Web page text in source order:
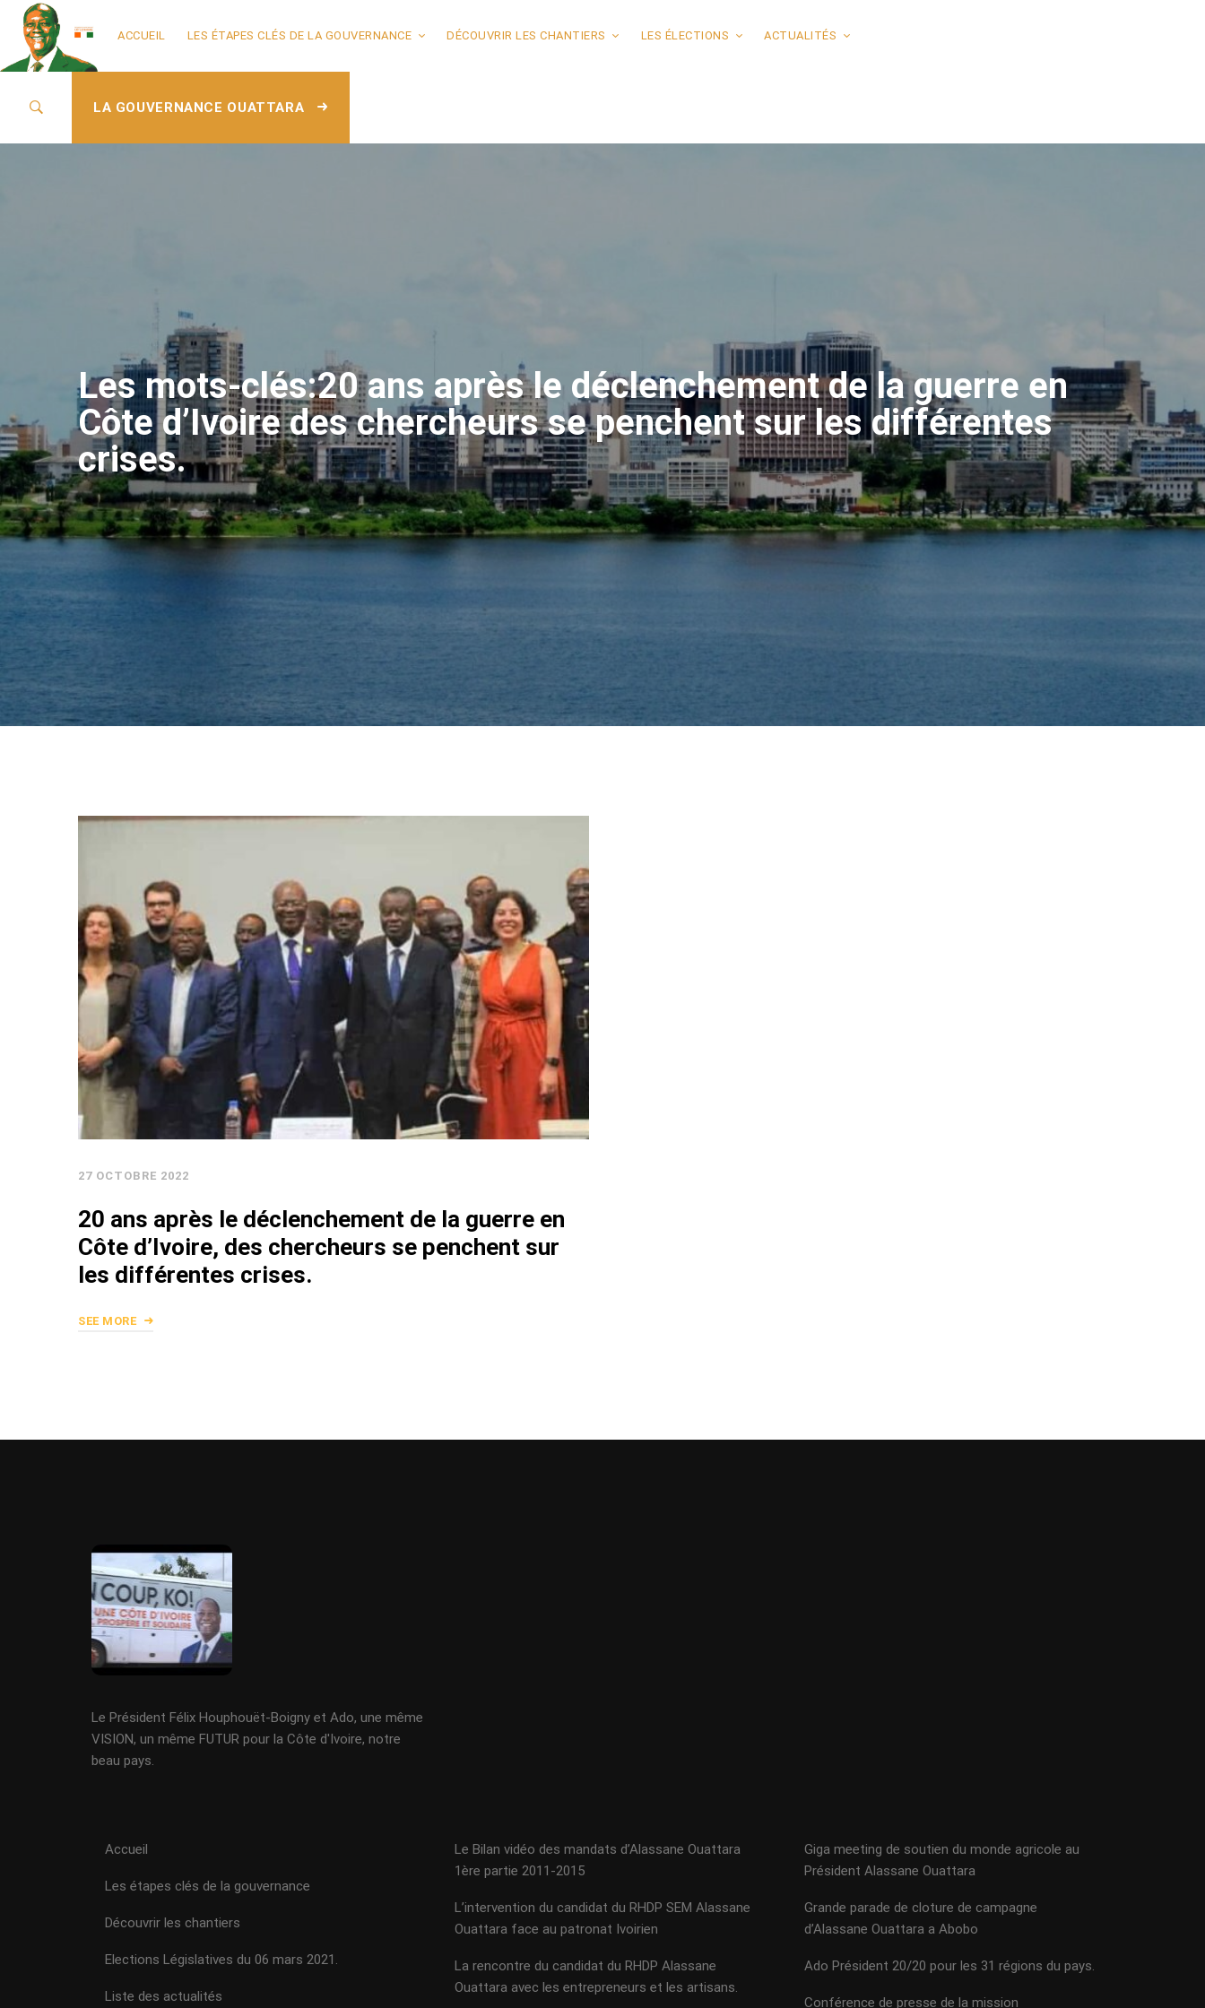
ACCUEIL LES ÉTAPES CLÉS DE LA GOUVERNANCE DÉCOUVRIR LES CHANTIERS LES ÉLECTIONS ACTUALITÉS
LA GOUVERNANCE OUATTARA
Les mots-clés:20 ans après le déclenchement de la guerre en
Côte d’Ivoire des chercheurs se penchent sur les différentes
crises.
27 OCTOBRE 2022
20 ans après le déclenchement de la guerre en
Côte d’Ivoire, des chercheurs se penchent sur
les différentes crises.
SEE MORE
Le Président Félix Houphouët-Boigny et Ado, une même
VISION, un même FUTUR pour la Côte d'Ivoire, notre
beau pays.
Accueil
Les étapes clés de la gouvernance
Découvrir les chantiers
Elections Législatives du 06 mars 2021.
Liste des actualités
Le Bilan vidéo des mandats d’Alassane Ouattara
1ère partie 2011-2015
L’intervention du candidat du RHDP SEM Alassane
Ouattara face au patronat Ivoirien
La rencontre du candidat du RHDP Alassane
Ouattara avec les entrepreneurs et les artisans.
Giga meeting de soutien du monde agricole au
Président Alassane Ouattara
Grande parade de cloture de campagne
d’Alassane Ouattara a Abobo
Ado Président 20/20 pour les 31 régions du pays.
Conférence de presse de la mission